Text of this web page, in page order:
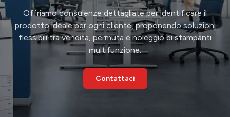
Offriamo consulenze dettagliate per identificare il
prodotto ideale per ogni cliente, proponendo soluzioni
flessibili tra vendita, permuta e noleggio di stampanti
multifunzione.
Contattaci